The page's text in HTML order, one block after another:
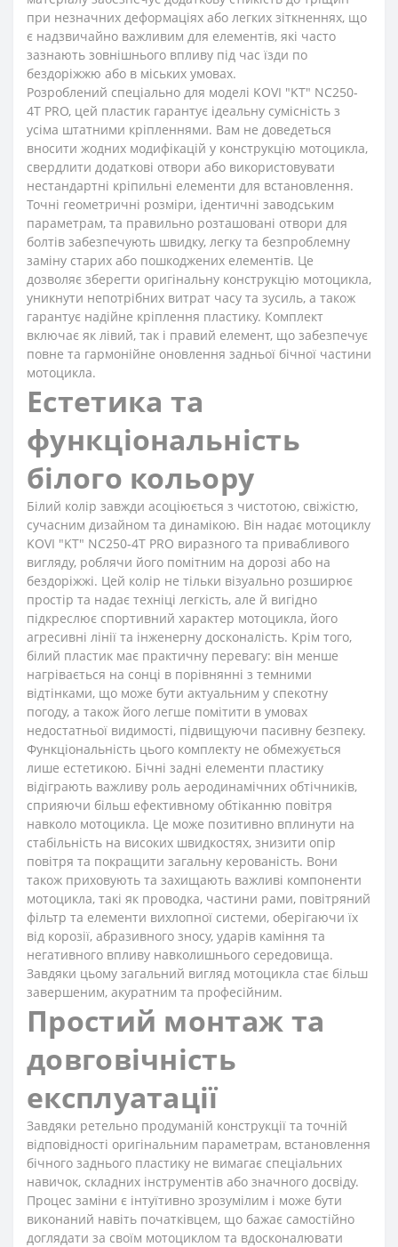
при незначних деформаціях або легких зіткненнях, що
є надзвичайно важливим для елементів, які часто
зазнають зовнішнього впливу під час їзди по
бездоріжжю або в міських умовах.
Розроблений спеціально для моделі KOVI "KT" NC250-
4Т PRO, цей пластик гарантує ідеальну сумісність з
усіма штатними кріпленнями. Вам не доведеться
вносити жодних модифікацій у конструкцію мотоцикла,
свердлити додаткові отвори або використовувати
нестандартні кріпильні елементи для встановлення.
Точні геометричні розміри, ідентичні заводським
параметрам, та правильно розташовані отвори для
болтів забезпечують швидку, легку та безпроблемну
заміну старих або пошкоджених елементів. Це
дозволяє зберегти оригінальну конструкцію мотоцикла,
уникнути непотрібних витрат часу та зусиль, а також
гарантує надійне кріплення пластику. Комплект
включає як лівий, так і правий елемент, що забезпечує
повне та гармонійне оновлення задньої бічної частини
мотоцикла.
Естетика та
функціональність
білого кольору
Білий колір завжди асоціюється з чистотою, свіжістю,
сучасним дизайном та динамікою. Він надає мотоциклу
KOVI "KT" NC250-4Т PRO виразного та привабливого
вигляду, роблячи його помітним на дорозі або на
бездоріжжі. Цей колір не тільки візуально розширює
простір та надає техніці легкість, але й вигідно
підкреслює спортивний характер мотоцикла, його
агресивні лінії та інженерну досконалість. Крім того,
білий пластик має практичну перевагу: він менше
нагрівається на сонці в порівнянні з темними
відтінками, що може бути актуальним у спекотну
погоду, а також його легше помітити в умовах
недостатньої видимості, підвищуючи пасивну безпеку.
Функціональність цього комплекту не обмежується
лише естетикою. Бічні задні елементи пластику
відіграють важливу роль аеродинамічних обтічників,
сприяючи більш ефективному обтіканню повітря
навколо мотоцикла. Це може позитивно вплинути на
стабільність на високих швидкостях, знизити опір
повітря та покращити загальну керованість. Вони
також приховують та захищають важливі компоненти
мотоцикла, такі як проводка, частини рами, повітряний
фільтр та елементи вихлопної системи, оберігаючи їх
від корозії, абразивного зносу, ударів каміння та
негативного впливу навколишнього середовища.
Завдяки цьому загальний вигляд мотоцикла стає більш
завершеним, акуратним та професійним.
Простий монтаж та
довговічність
експлуатації
Завдяки ретельно продуманій конструкції та точній
відповідності оригінальним параметрам, встановлення
бічного заднього пластику не вимагає спеціальних
навичок, складних інструментів або значного досвіду.
Процес заміни є інтуїтивно зрозумілим і може бути
виконаний навіть початківцем, що бажає самостійно
доглядати за своїм мотоциклом та вдосконалювати